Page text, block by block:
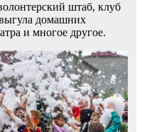
штаб, клуб
домашних
и многое другое.